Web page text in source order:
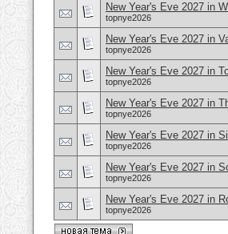
New Year's Eve 2027 in
topnye2026
New Year's Eve 2027 in
topnye2026
New Year's Eve 2027 in
topnye2026
New Year's Eve 2027 in
topnye2026
New Year's Eve 2027 in
topnye2026
New Year's Eve 2027 in
topnye2026
New Year's Eve 2027 in
topnye2026